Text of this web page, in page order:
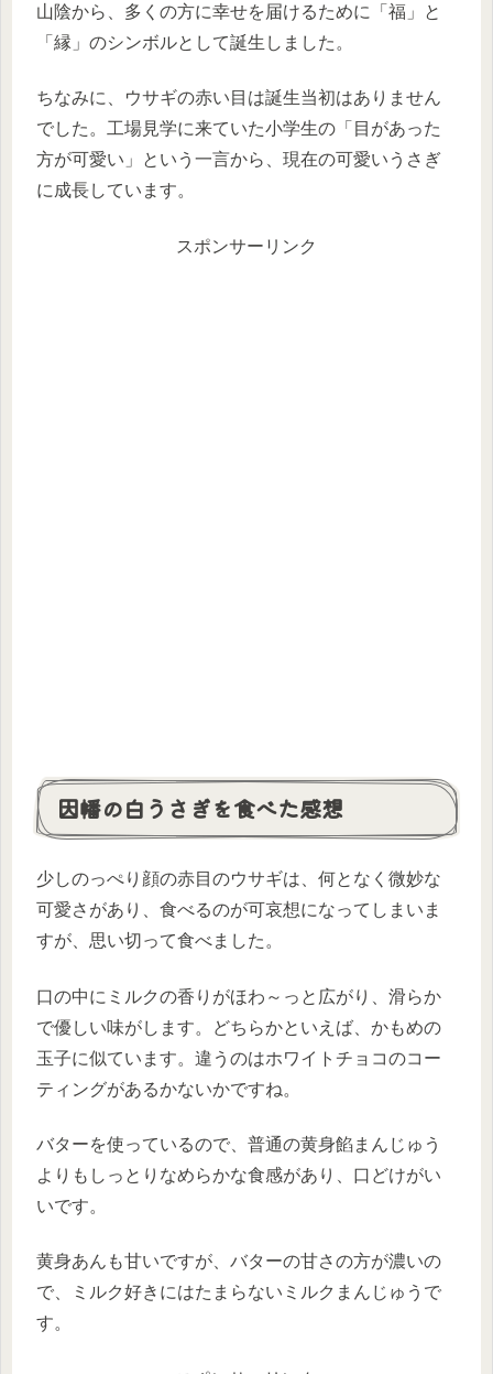
山陰から、多くの方に幸せを届けるために「福」と
「縁」のシンボルとして誕生しました。
ちなみに、ウサギの赤い目は誕生当初はありません
でした。工場見学に来ていた小学生の「目があった
方が可愛い」という一言から、現在の可愛いうさぎ
に成長しています。
スポンサーリンク
因幡の白うさぎを食べた感想
少しのっぺり顔の赤目のウサギは、何となく微妙な
可愛さがあり、食べるのが可哀想になってしまいま
すが、思い切って食べました。
口の中にミルクの香りがほわ～っと広がり、滑らか
で優しい味がします。どちらかといえば、かもめの
玉子に似ています。違うのはホワイトチョコのコー
ティングがあるかないかですね。
バターを使っているので、普通の黄身餡まんじゅう
よりもしっとりなめらかな食感があり、口どけがい
いです。
黄身あんも甘いですが、バターの甘さの方が濃いの
で、ミルク好きにはたまらないミルクまんじゅうで
す。